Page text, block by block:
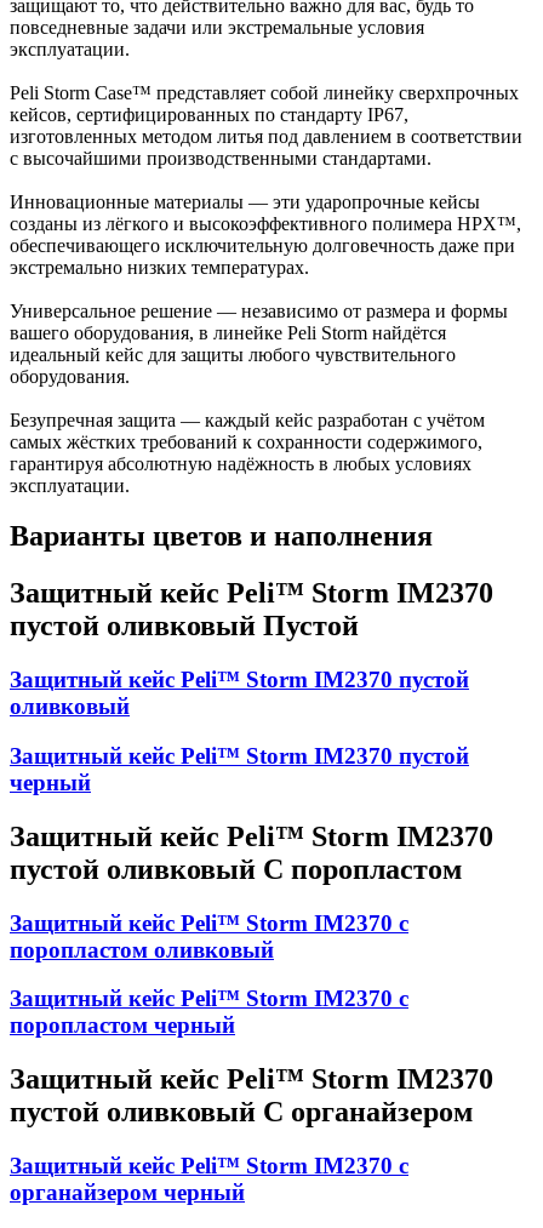
защищают то, что действительно важно для вас, будь то
повседневные задачи или экстремальные условия
эксплуатации.
Peli Storm Case™ представляет собой линейку сверхпрочных
кейсов, сертифицированных по стандарту IP67,
изготовленных методом литья под давлением в соответствии
с высочайшими производственными стандартами.
Инновационные материалы — эти ударопрочные кейсы
созданы из лёгкого и высокоэффективного полимера HPX™,
обеспечивающего исключительную долговечность даже при
экстремально низких температурах.
Универсальное решение — независимо от размера и формы
вашего оборудования, в линейке Peli Storm найдётся
идеальный кейс для защиты любого чувствительного
оборудования.
Безупречная защита — каждый кейс разработан с учётом
самых жёстких требований к сохранности содержимого,
гарантируя абсолютную надёжность в любых условиях
эксплуатации.
Варианты цветов и наполнения
Защитный кейс Peli™ Storm IM2370
пустой оливковый Пустой
Защитный кейс Peli™ Storm IM2370 пустой
оливковый
Защитный кейс Peli™ Storm IM2370 пустой
черный
Защитный кейс Peli™ Storm IM2370
пустой оливковый С поропластом
Защитный кейс Peli™ Storm IM2370 с
поропластом оливковый
Защитный кейс Peli™ Storm IM2370 с
поропластом черный
Защитный кейс Peli™ Storm IM2370
пустой оливковый С органайзером
Защитный кейс Peli™ Storm IM2370 с
органайзером черный